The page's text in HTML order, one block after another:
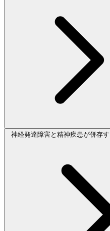
神経発達障害と精神疾患が併存す